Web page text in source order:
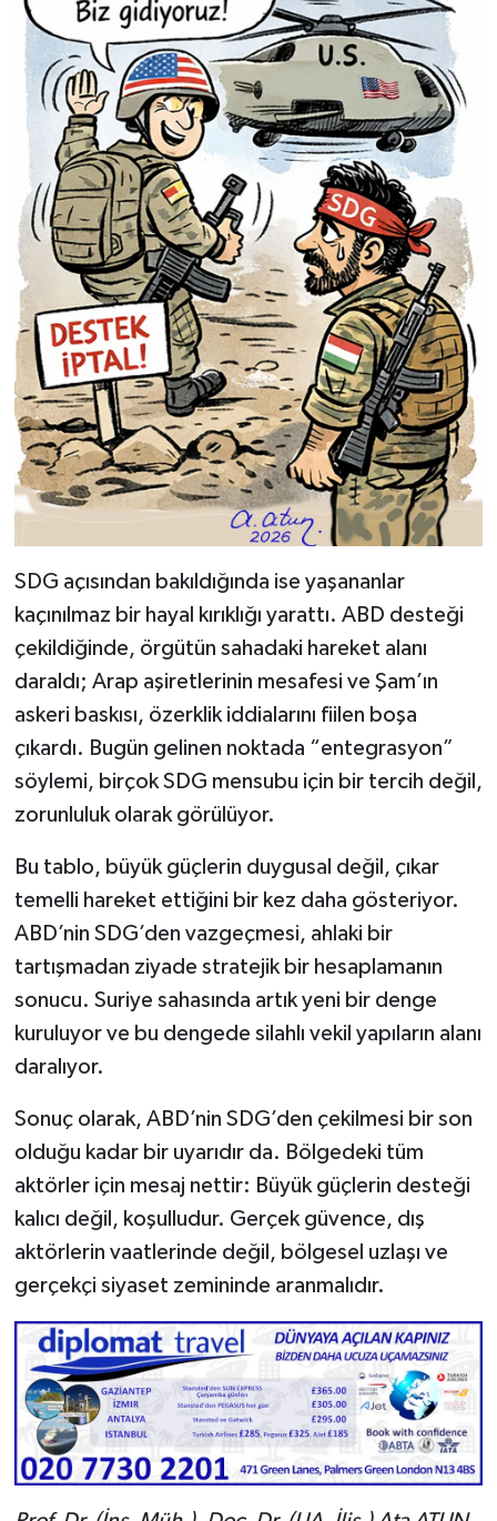
SDG açısından bakıldığında ise yaşananlar
kaçınılmaz bir hayal kırıklığı yarattı. ABD desteği
çekildiğinde, örgütün sahadaki hareket alanı
daraldı; Arap aşiretlerinin mesafesi ve Şam’ın
askeri baskısı, özerklik iddialarını fiilen boşa
çıkardı. Bugün gelinen noktada “entegrasyon”
söylemi, birçok SDG mensubu için bir tercih değil,
zorunluluk olarak görülüyor.
Bu tablo, büyük güçlerin duygusal değil, çıkar
temelli hareket ettiğini bir kez daha gösteriyor.
ABD’nin SDG’den vazgeçmesi, ahlaki bir
tartışmadan ziyade stratejik bir hesaplamanın
sonucu. Suriye sahasında artık yeni bir denge
kuruluyor ve bu dengede silahlı vekil yapıların alanı
daralıyor.
Sonuç olarak, ABD’nin SDG’den çekilmesi bir son
olduğu kadar bir uyarıdır da. Bölgedeki tüm
aktörler için mesaj nettir: Büyük güçlerin desteği
kalıcı değil, koşulludur. Gerçek güvence, dış
aktörlerin vaatlerinde değil, bölgesel uzlaşı ve
gerçekçi siyaset zemininde aranmalıdır.